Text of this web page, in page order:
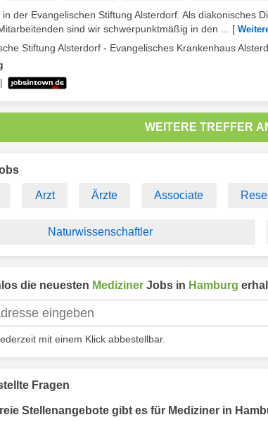
der Evangelischen Stiftung Alsterdorf. Als diakonisches
sind wir schwerpunktmäßig in den ...
[
Stiftung Alsterdorf - Evangelisches Krankenhaus
WEITERE TREFFER
Arzt Ärzte Associate
Naturwissenschaftler
die neuesten Mediziner Jobs in Hamburg
mit einem Klick abbestellbar.
Fragen
Stellenangebote gibt es für Mediziner in